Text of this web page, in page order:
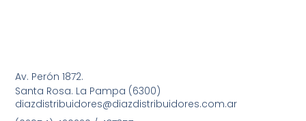
Av. Perón 1872.
Santa Rosa. La Pampa (6300)
diazdistribuidores@diazdistribuidores.com.ar